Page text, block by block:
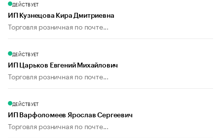
ДЕЙСТВУЕТ
ИП Кузнецова Кира Дмитриевна
Торговля розничная по почте...
ДЕЙСТВУЕТ
ИП Царьков Евгений Михайлович
Торговля розничная по почте...
ДЕЙСТВУЕТ
ИП Варфоломеев Ярослав Сергеевич
Торговля розничная по почте...